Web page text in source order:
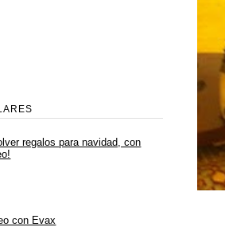
regalos para navidad, con
con Evax